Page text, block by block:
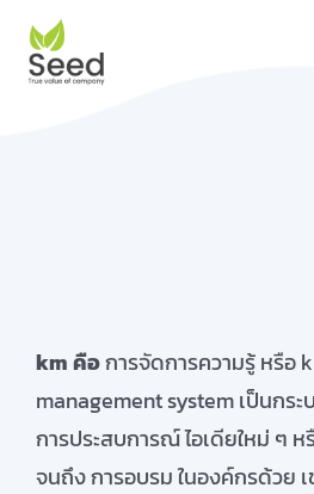
content
หน้าแรก
บล็อค
คู่มือ
kmคือการจัดการความรู้ หรือ
management system เป็นกระ
การประสบการณ์ ไอเดียใหม่ ๆ
จนถึง การอบรม ในองค์กรด้วย